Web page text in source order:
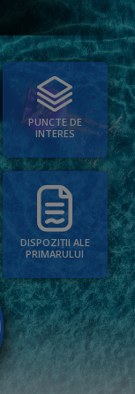
PUNCTE DE
INTERES
DISPOZIȚII ALE
PRIMARULUI